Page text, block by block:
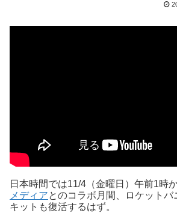
日本時間では11/4（金曜日）午前1時
メディアとのコラボ月間、ロケットバ
キットも復活するはず。